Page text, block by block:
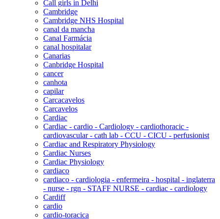
Call girls in Delhi
Cambridge
Cambridge NHS Hospital
canal da mancha
Canal Farmácia
canal hospitalar
Canarias
Canbridge Hospital
cancer
canhota
capilar
Carcacavelos
Carcavelos
Cardiac
Cardiac - cardio - Cardiology - cardiothoracic -
cardiovascular - cath lab - CCU - CICU - perfusionist
Cardiac and Respiratory Physiology
Cardiac Nurses
Cardiac Physiology
cardiaco
cardiaco - cardiologia - enfermeira - hospital - inglaterra
- nurse - rgn - STAFF NURSE - cardiac - cardiology
Cardiff
cardio
cardio-toracica